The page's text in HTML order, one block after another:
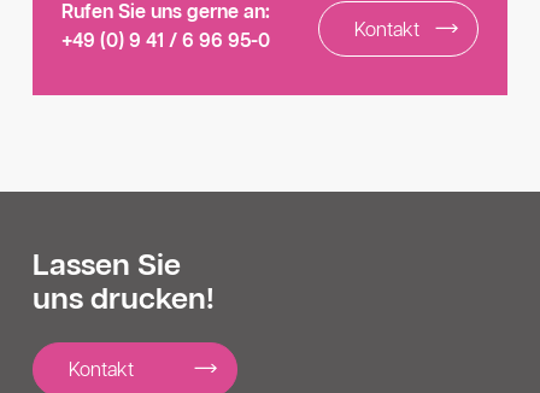
Rufen Sie uns gerne an:
+49 (0) 9 41 / 6 96 95-0
Kontakt
Lassen Sie
uns drucken!
Kontakt